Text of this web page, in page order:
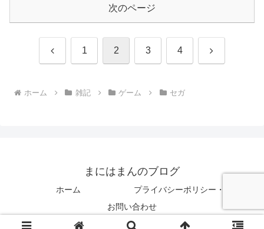
次のページ
前 1 2 3 4 次
ホーム 雑記 ゲーム セガ
まにはまんのブログ
ホーム
プライバシーポリシー・免責事項
お問い合わせ